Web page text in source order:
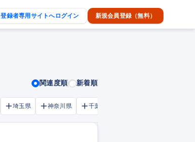
登録者専用サイトへログイン 新規会員登録（無料）
関連度順 新着順
埼玉県 神奈川県 千葉市